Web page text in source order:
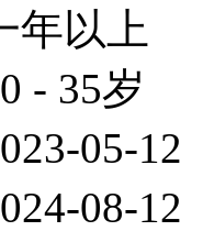
年以上
- 35岁
05-12
08-12